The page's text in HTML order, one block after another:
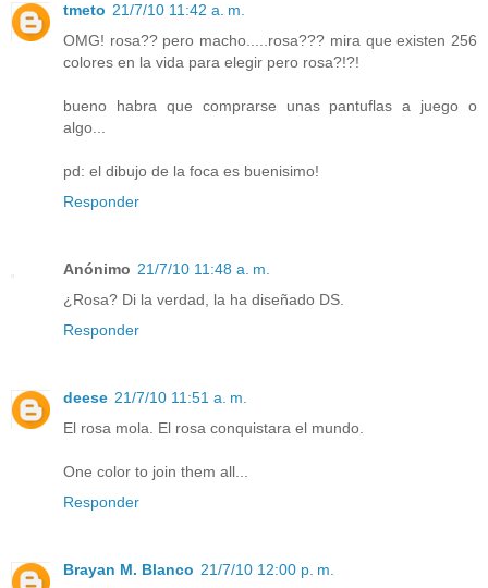
tmeto 21/7/10 11:42 a. m.
OMG! rosa?? pero macho.....rosa??? mira que existen 256
colores en la vida para elegir pero rosa?!?!
bueno habra que comprarse unas pantuflas a juego o
algo...
pd: el dibujo de la foca es buenisimo!
Responder
Anónimo 21/7/10 11:48 a. m.
¿Rosa? Di la verdad, la ha diseñado DS.
Responder
deese 21/7/10 11:51 a. m.
El rosa mola. El rosa conquistara el mundo.
One color to join them all...
Responder
Brayan M. Blanco 21/7/10 12:00 p. m.